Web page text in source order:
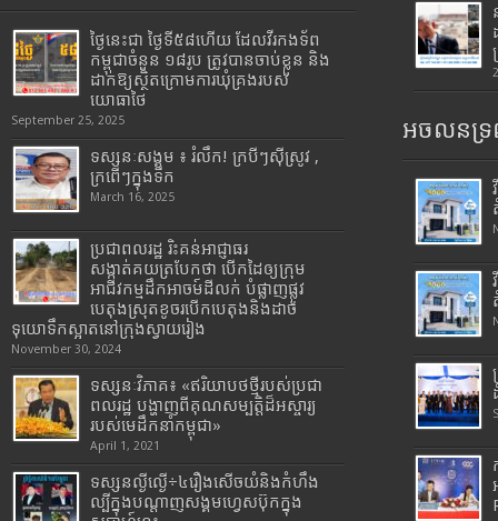
ថ្ងៃនេះជា ថ្ងៃទី៥៨ហើយ ដែលវីរកងទ័ព
កម្ពុជាចំនួន ១៨រូប ត្រូវបានចាប់ខ្លួន និង
ដាក់ឱ្យស្ថិតក្រោមការឃុំគ្រងរបស់
យោធាថៃ
September 25, 2025
ទស្សនៈសង្គម ៖ រំលឹក! ក្របីៗស៊ីស្រូវ ,
ក្រពើៗក្នុងទឹក
March 16, 2025
ប្រជាពលរដ្ឋ រិះគន់អាជ្ញាធរ
សង្កាត់គយត្របែកថា បើកដៃឲ្យក្រុម
អាជីវកម្មដឹកអាចម៍ដីលក់ បំផ្លាញផ្លូវ
បេតុងស្រុតខូចរបើកបេតុងនិងដាច់
ទុយោទឹកស្អាតនៅក្រុងស្វាយរៀង
November 30, 2024
ទស្សនៈវិភាគ៖ «ឥរិយាបថថ្មីរបស់ប្រជា
ពលរដ្ឋ បង្ហាញពីគុណសម្បត្តិដ៏អស្ចារ្យ
របស់មេដឹកនាំកម្ពុជា»
April 1, 2021
ទស្សនល្ងីល្ងើ÷៤រឿងសើចយំនិងកំហឹង
ល្បីក្នុងបណ្តាញសង្គមហ្វេសប៊ុកក្នុង
អចលនទ្រ